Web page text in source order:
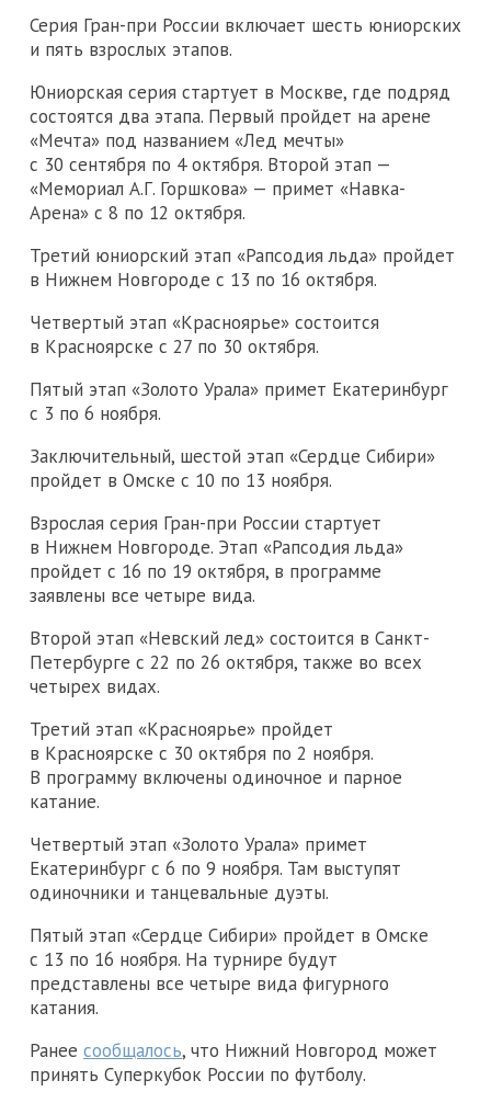
Серия Гран-при России включает шесть юниорских
и пять взрослых этапов.
Юниорская серия стартует в Москве, где подряд
состоятся два этапа. Первый пройдет на арене
«Мечта» под названием «Лед мечты»
с 30 сентября по 4 октября. Второй этап —
«Мемориал А.Г. Горшкова» — примет «Навка-
Арена» с 8 по 12 октября.
Третий юниорский этап «Рапсодия льда» пройдет
в Нижнем Новгороде с 13 по 16 октября.
Четвертый этап «Красноярье» состоится
в Красноярске с 27 по 30 октября.
Пятый этап «Золото Урала» примет Екатеринбург
с 3 по 6 ноября.
Заключительный, шестой этап «Сердце Сибири»
пройдет в Омске с 10 по 13 ноября.
Взрослая серия Гран-при России стартует
в Нижнем Новгороде. Этап «Рапсодия льда»
пройдет с 16 по 19 октября, в программе
заявлены все четыре вида.
Второй этап «Невский лед» состоится в Санкт-
Петербурге с 22 по 26 октября, также во всех
четырех видах.
Третий этап «Красноярье» пройдет
в Красноярске с 30 октября по 2 ноября.
В программу включены одиночное и парное
катание.
Четвертый этап «Золото Урала» примет
Екатеринбург с 6 по 9 ноября. Там выступят
одиночники и танцевальные дуэты.
Пятый этап «Сердце Сибири» пройдет в Омске
с 13 по 16 ноября. На турнире будут
представлены все четыре вида фигурного
катания.
Ранее сообщалось, что Нижний Новгород может
принять Суперкубок России по футболу.